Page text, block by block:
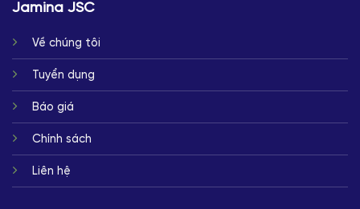
Jamina JSC
Về chúng tôi
Tuyển dụng
Báo giá
Chính sách
Liên hệ